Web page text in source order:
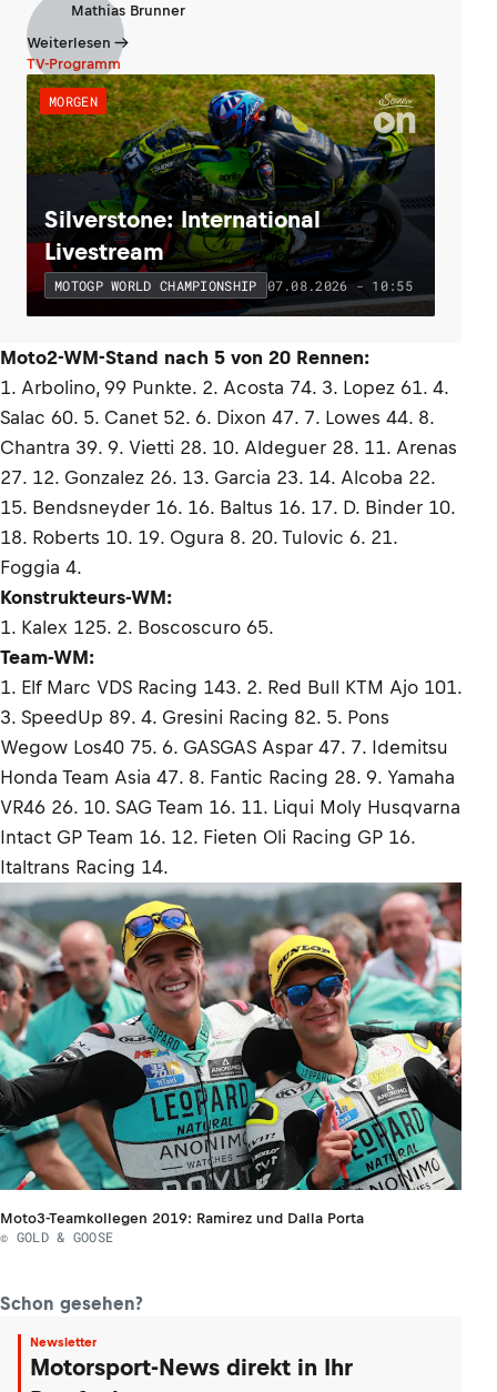
Mathias Brunner
Weiterlesen
TV-Programm
MORGEN
Silverstone: International
Livestream
MOTOGP WORLD CHAMPIONSHIP 07.08.2026 - 10:55
Moto2-WM-Stand nach 5 von 20 Rennen:
1. Arbolino, 99 Punkte. 2. Acosta 74. 3. Lopez 61. 4.
Salac 60. 5. Canet 52. 6. Dixon 47. 7. Lowes 44. 8.
Chantra 39. 9. Vietti 28. 10. Aldeguer 28. 11. Arenas
27. 12. Gonzalez 26. 13. Garcia 23. 14. Alcoba 22.
15. Bendsneyder 16. 16. Baltus 16. 17. D. Binder 10.
18. Roberts 10. 19. Ogura 8. 20. Tulovic 6. 21.
Foggia 4.
Konstrukteurs-WM:
1. Kalex 125. 2. Boscoscuro 65.
Team-WM:
1. Elf Marc VDS Racing 143. 2. Red Bull KTM Ajo 101.
3. SpeedUp 89. 4. Gresini Racing 82. 5. Pons
Wegow Los40 75. 6. GASGAS Aspar 47. 7. Idemitsu
Honda Team Asia 47. 8. Fantic Racing 28. 9. Yamaha
VR46 26. 10. SAG Team 16. 11. Liqui Moly Husqvarna
Intact GP Team 16. 12. Fieten Oli Racing GP 16.
Italtrans Racing 14.
Moto3-Teamkollegen 2019: Ramirez und Dalla Porta
© GOLD & GOOSE
Schon gesehen?
Newsletter
Motorsport-News direkt in Ihr